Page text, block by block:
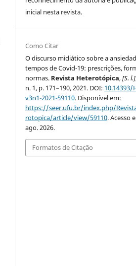
inicial nesta revista.
Como Citar
O discurso midiático sobre a
tempos de Covid-19: prescrições,
normas. Revista Heterotópica,[S. l.]
n. 1, p. 171–190, 2021. DOI: 10.14393/
v3n1-2021-59110. Disponível em:
https://seer.ufu.br/index.php/
rotopica/article/view/59110. Acesso
ago. 2026.
Formatos de Citação